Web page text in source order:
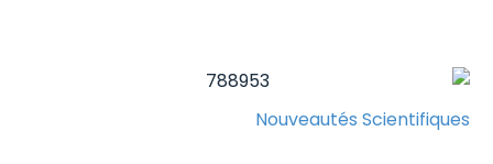
Nouveautés Scientifiques